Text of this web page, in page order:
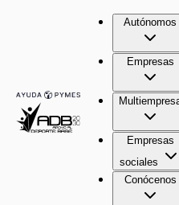
Autónomos
Empresas
Empresas
sociales
Conócenos